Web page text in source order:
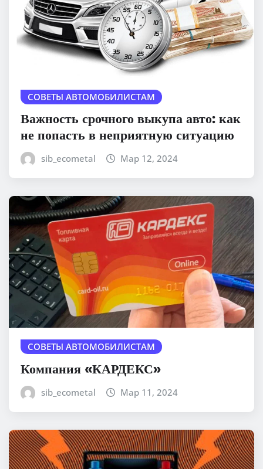
СОВЕТЫ АВТОМОБИЛИСТАМ
Важность срочного выкупа авто: как
не попасть в неприятную ситуацию
sib_ecometal Мар 12, 2024
СОВЕТЫ АВТОМОБИЛИСТАМ
Компания «КАРДЕКС»
sib_ecometal Мар 11, 2024